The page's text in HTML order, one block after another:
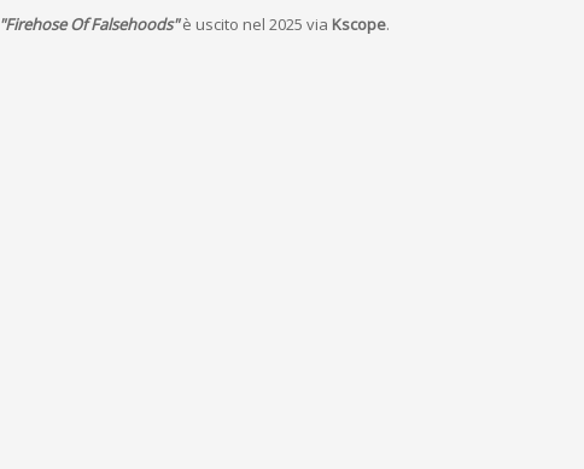
"Firehose Of Falsehoods"è uscito nel 2025 via Kscope.